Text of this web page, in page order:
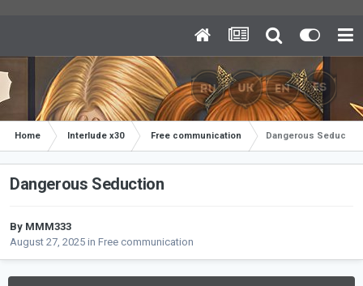
Home Interlude x30 Free communication Dangerous Seduction
Dangerous Seduction
By MMM333
August 27, 2025 in Free communication